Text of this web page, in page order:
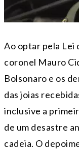
Ao optar pela Lei
coronel Mauro
Bolsonaro e os
das joias
inclusive a
de um desastre
cadeia. O